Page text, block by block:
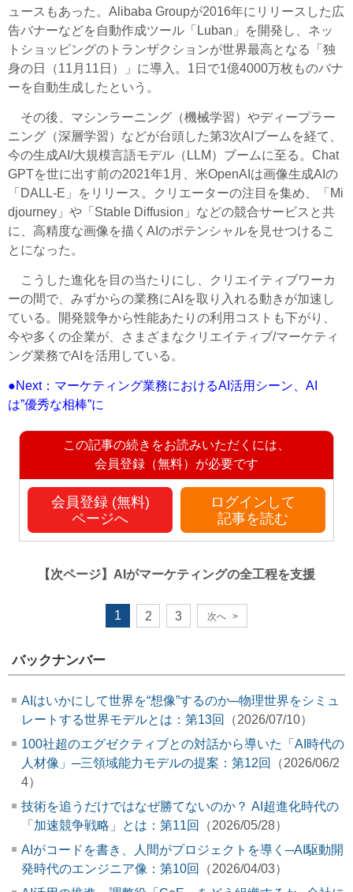
ュースもあった。Alibaba Groupが2016年にリリースした広
告バナーなどを自動作成ツール「Luban」を開発し、ネッ
トショッピングのトランザクションが世界最高となる「独
身の日（11月11日）」に導入。1日で1億4000万枚ものバナ
ーを自動生成したという。
その後、マシンラーニング（機械学習）やディープラー
ニング（深層学習）などが台頭した第3次AIブームを経て、
今の生成AI/大規模言語モデル（LLM）ブームに至る。Chat
GPTを世に出す前の2021年1月、米OpenAIは画像生成AIの
「DALL-E」をリリース。クリエーターの注目を集め、「Mi
djourney」や「Stable Diffusion」などの競合サービスと共
に、高精度な画像を描くAIのポテンシャルを見せつけるこ
とになった。
こうした進化を目の当たりにし、クリエイティブワーカ
ーの間で、みずからの業務にAIを取り入れる動きが加速し
ている。開発競争から性能あたりの利用コストも下がり、
今や多くの企業が、さまざまなクリエイティブ/マーケティ
ング業務でAIを活用している。
●Next：マーケティング業務におけるAI活用シーン、AI
は”優秀な相棒”に
この記事の続きをお読みいただくには、
会員登録（無料）が必要です
会員登録 (無料)
ページへ
ログインして
記事を読む
【次ページ】 AIがマーケティングの全工程を支援
1 2 3 次へ >
バックナンバー
AIはいかにして世界を“想像”するのか─物理世界をシミュ
レートする世界モデルとは：第13回
（2026/07/10）
100社超のエグゼクティブとの対話から導いた「AI時代の
人材像」─三領域能力モデルの提案：第12回
（2026/06/2
4）
技術を追うだけではなぜ勝てないのか？ AI超進化時代の
「加速競争戦略」とは：第11回
（2026/05/28）
AIがコードを書き、人間がプロジェクトを導く─AI駆動開
発時代のエンジニア像：第10回
（2026/04/03）